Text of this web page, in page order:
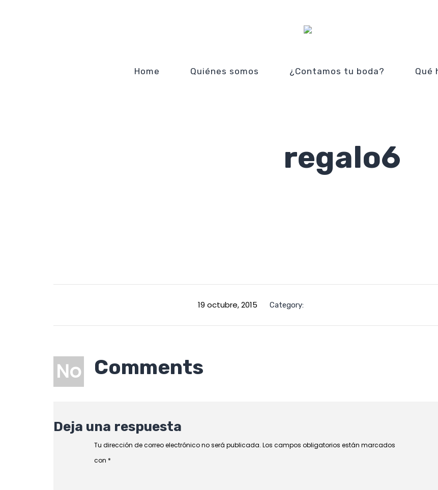
Home Quiénes somos ¿Contamos tu boda? Qué
regalo6
19 octubre, 2015 Category:
No Comments
Deja una respuesta
Tu dirección de correo electrónico no será publicada. Los campos obligatorios están marcados
con *